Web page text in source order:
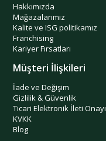
Hakkımızda
Mağazalarımız
Kalite ve ISG politikamız
Franchising
Kariyer Fırsatları
Müşteri İlişkileri
İade ve Değişim
Gizlilik & Güvenlik
Ticari Elektronik İleti Onayı
KVKK
Blog